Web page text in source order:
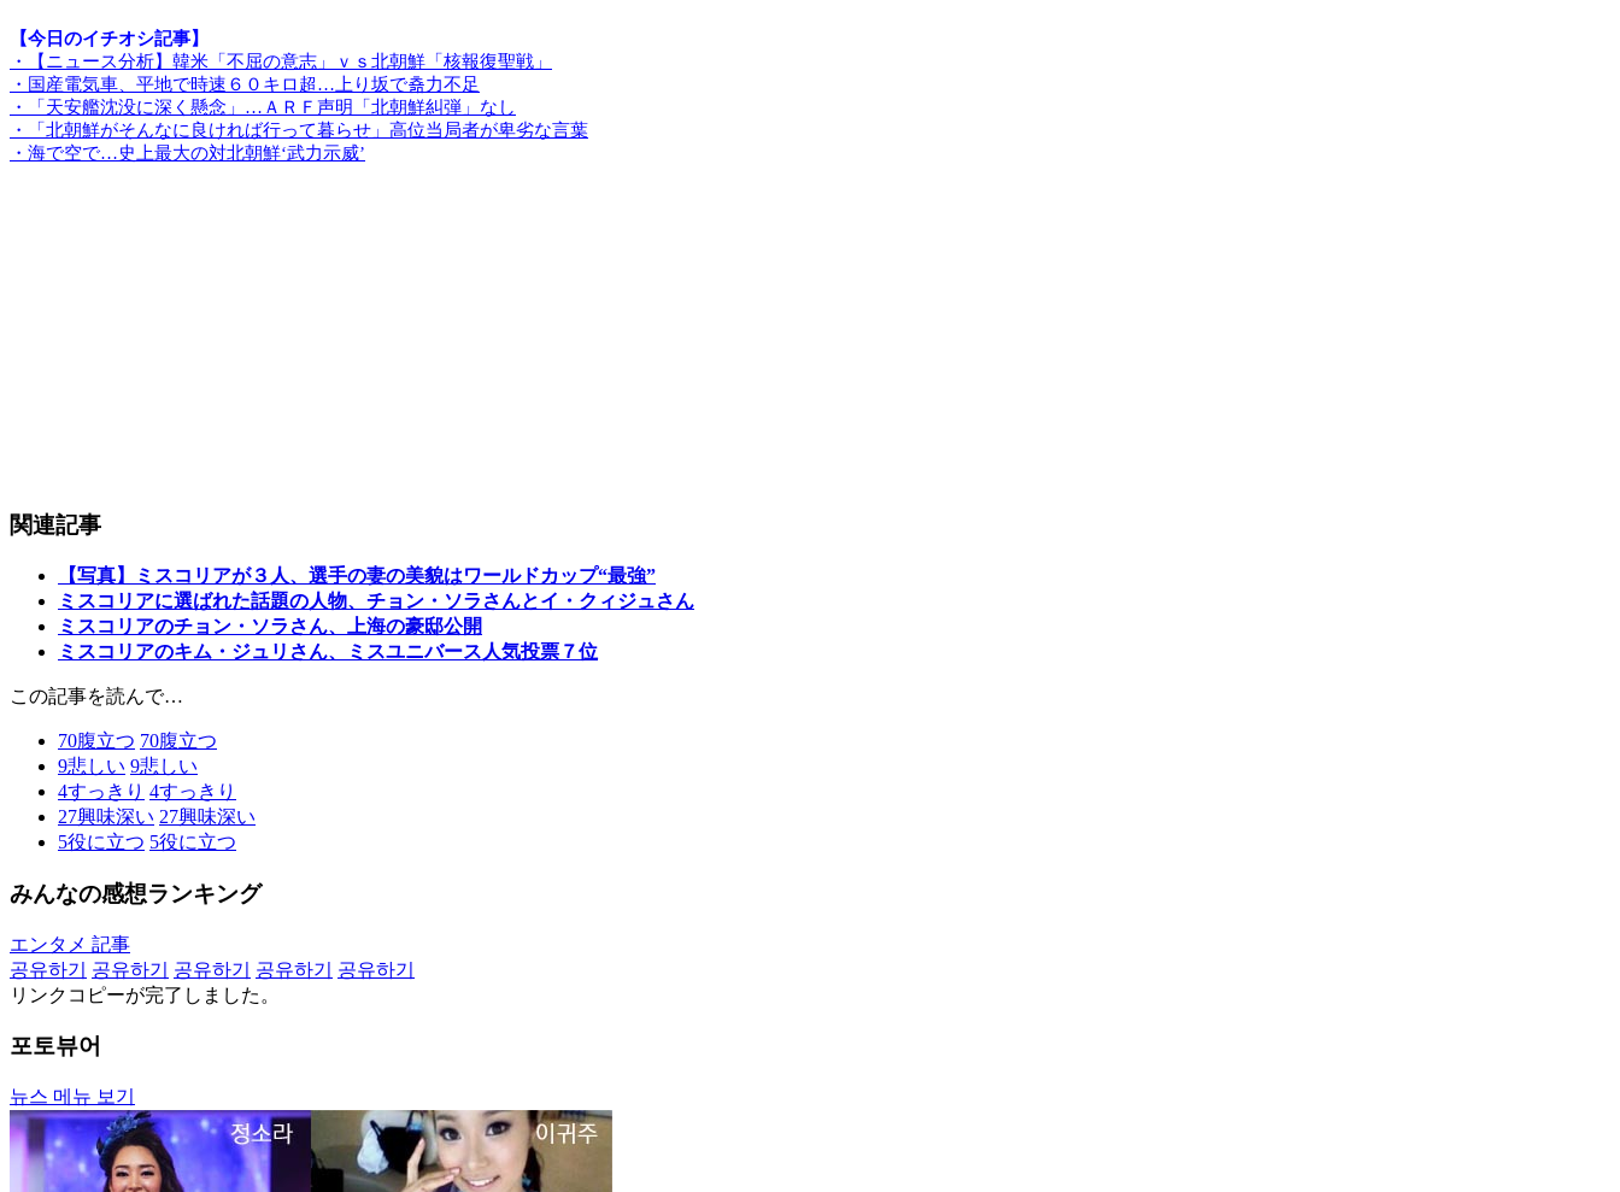
【今日のイチオシ記事】
・【ニュース分析】韓米「不屈の意志」ｖｓ北朝鮮「核報復聖戦」
・国産電気車、平地で時速６０キロ超…上り坂で춂力不足
・「天安艦沈没に深く懸念」…ＡＲＦ声明「北朝鮮糾弾」なし
・「北朝鮮がそんなに良ければ行って暮らせ」高位当局者が卑劣な言葉
・海で空で…史上最大の対北朝鮮‘武力示威’
関連記事
【写真】ミスコリアが３人、選手の妻の美貌はワールドカップ“最強”
ミスコリアに選ばれた話題の人物、チョン・ソラさんとイ・クィジュさん
ミスコリアのチョン・ソラさん、上海の豪邸公開
ミスコリアのキム・ジュリさん、ミスユニバース人気投票７位
この記事を読んで…
70腹立つ 70腹立つ
9悲しい 9悲しい
4すっきり 4すっきり
27興味深い 27興味深い
5役に立つ 5役に立つ
みんなの感想ランキング
エンタメ 記事
공유하기
공유하기 공유하기 공유하기
공유하기
リンクコピーが完了しました。
포토뷰어
뉴스 메뉴 보기